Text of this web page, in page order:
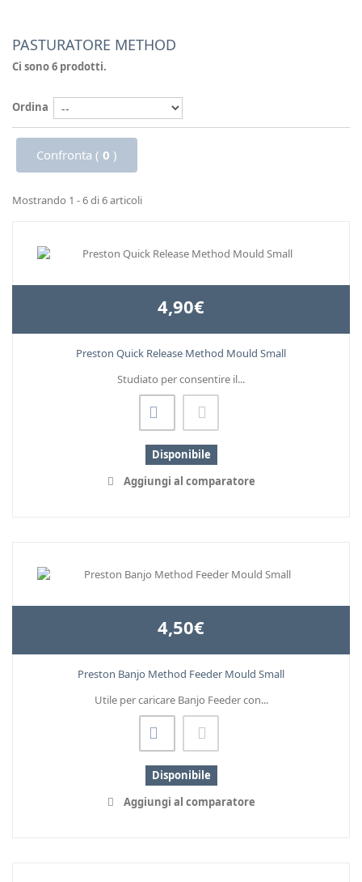
PASTURATORE METHOD
Ci sono 6 prodotti.
Ordina
Confronta ( 0 )
Mostrando 1 - 6 di 6 articoli
4,90€
Preston Quick Release Method Mould Small
Studiato per consentire il...
Disponibile
Aggiungi al comparatore
4,50€
Preston Banjo Method Feeder Mould Small
Utile per caricare Banjo Feeder con...
Disponibile
Aggiungi al comparatore